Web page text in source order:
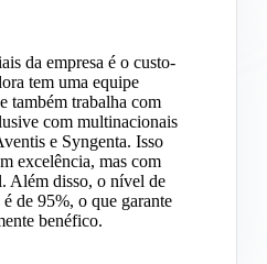
da empresa é o custo-
tem uma equipe
também trabalha com
com multinacionais
e Syngenta. Isso
excelência, mas com
Além disso, o nível de
de 95%, o que garante
benéfico.